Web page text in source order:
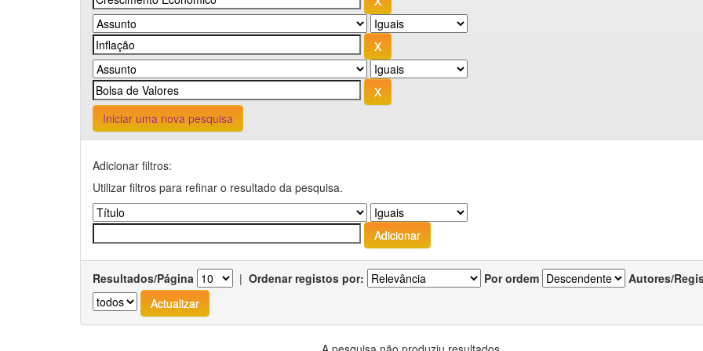
Iniciar uma nova pesquisa
Adicionar filtros:
Utilizar filtros para refinar o resultado da pesquisa.
Resultados/Página | Ordenar registos por: Por ordem Autores/